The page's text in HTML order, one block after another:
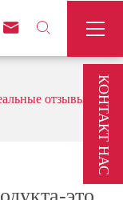
 

отзывы
КОНТАКТ НАС